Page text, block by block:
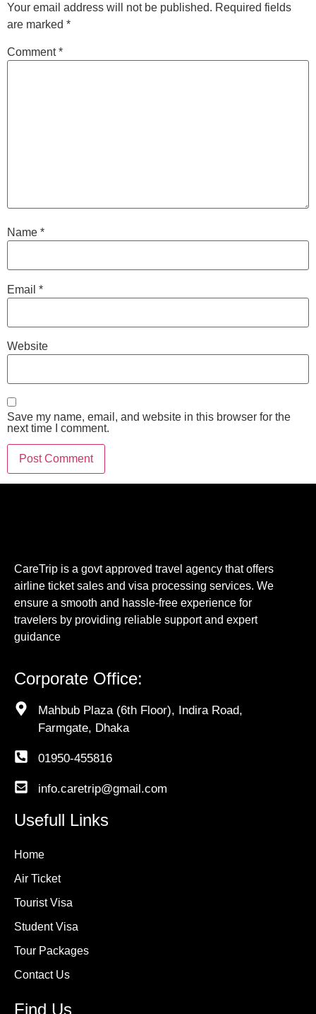
Your email address will not be published. Required fields
are marked *
Comment*
Name *
Email *
Website
Save my name, email, and website in this browser for the
next time I comment.
CareTrip is a govt approved travel agency that offers
airline ticket sales and visa processing services. We
ensure a smooth and hassle-free experience for
travelers by providing reliable support and expert
guidance
Corporate Office:
Mahbub Plaza (6th Floor), Indira Road,
Farmgate, Dhaka
01950-455816
info.caretrip@gmail.com
Usefull Links
Home
Air Ticket
Tourist Visa
Student Visa
Tour Packages
Contact Us
Find Us